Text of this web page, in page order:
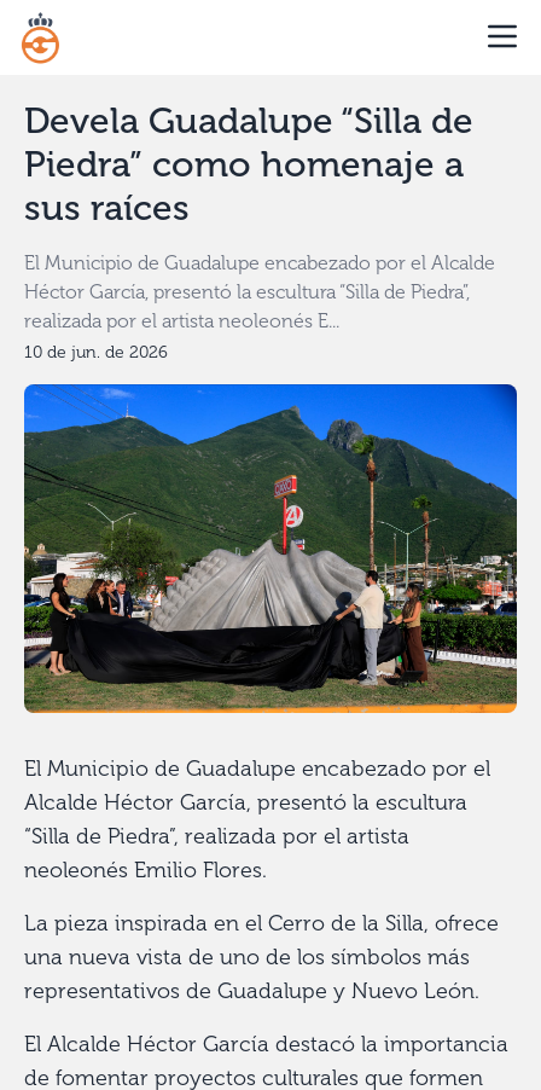
Devela Guadalupe “Silla de
Piedra” como homenaje a
sus raíces
El Municipio de Guadalupe encabezado por el Alcalde
Héctor García, presentó la escultura “Silla de Piedra”,
realizada por el artista neoleonés E...
10 de jun. de 2026
El Municipio de Guadalupe encabezado por el
Alcalde Héctor García, presentó la escultura
“Silla de Piedra”, realizada por el artista
neoleonés Emilio Flores.
La pieza inspirada en el Cerro de la Silla, ofrece
una nueva vista de uno de los símbolos más
representativos de Guadalupe y Nuevo León.
El Alcalde Héctor García destacó la importancia
de fomentar proyectos culturales que formen